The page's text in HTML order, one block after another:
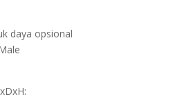
daya opsional